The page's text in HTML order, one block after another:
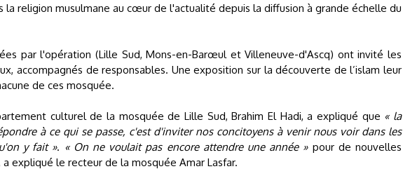
la religion musulmane au cœur de l'actualité depuis la diffusion à grande échelle du
par l'opération (Lille Sud, Mons-en-Barœul et Villeneuve-d'Ascq) ont invité les
accompagnés de responsables. Une exposition sur la découverte de l’islam leur
de ces mosquée.
culturel de la mosquée de Lille Sud, Brahim El Hadi, a expliqué que « la
à ce qui se passe, c'est d'inviter nos concitoyens à venir nous voir dans les
y fait ». « On ne voulait pas encore attendre une année »pour de nouvelles
a expliqué le recteur de la mosquée Amar Lasfar.